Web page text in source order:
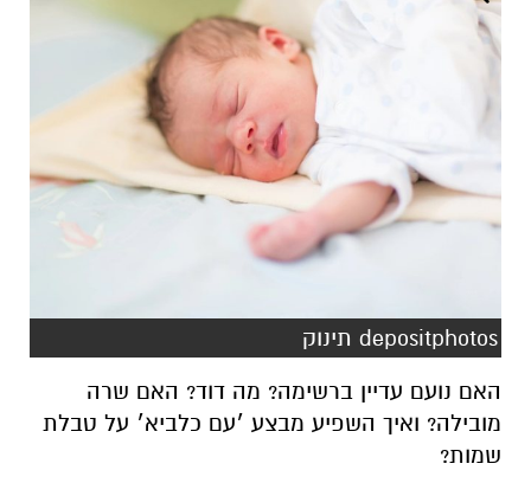
depositphotos תינוק
האם נועם עדיין ברשימה? מה דוד? האם שרה
מובילה? ואיך השפיע מבצע ׳עם כלביא׳ על טבלת
שמות?